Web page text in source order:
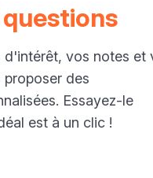
d'intérêt, vos notes et
des
Essayez-le
est à un clic !